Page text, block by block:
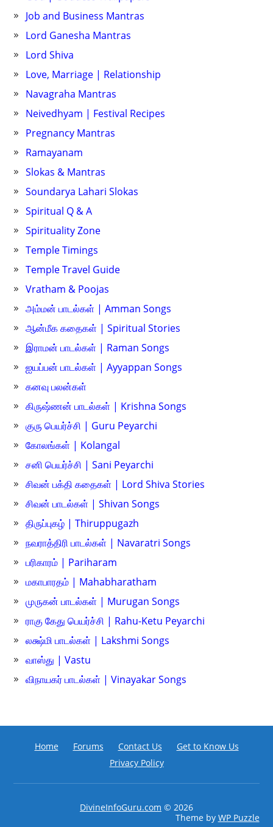
Job and Business Mantras
Lord Ganesha Mantras
Lord Shiva
Love, Marriage | Relationship
Navagraha Mantras
Neivedhyam | Festival Recipes
Pregnancy Mantras
Ramayanam
Slokas & Mantras
Soundarya Lahari Slokas
Spiritual Q & A
Spirituality Zone
Temple Timings
Temple Travel Guide
Vratham & Poojas
அம்மன் பாடல்கள் | Amman Songs
ஆன்மீக கதைகள் | Spiritual Stories
இராமன் பாடல்கள் | Raman Songs
ஐயப்பன் பாடல்கள் | Ayyappan Songs
கனவு பலன்கள்
கிருஷ்ணன் பாடல்கள் | Krishna Songs
குரு பெயர்ச்சி | Guru Peyarchi
கோலங்கள் | Kolangal
சனி பெயர்ச்சி | Sani Peyarchi
சிவன் பக்தி கதைகள் | Lord Shiva Stories
சிவன் பாடல்கள் | Shivan Songs
திருப்புகழ் | Thiruppugazh
நவராத்திரி பாடல்கள் | Navaratri Songs
பரிகாரம் | Pariharam
மகாபாரதம் | Mahabharatham
முருகன் பாடல்கள் | Murugan Songs
ராகு கேது பெயர்ச்சி | Rahu-Ketu Peyarchi
லக்ஷ்மி பாடல்கள் | Lakshmi Songs
வாஸ்து | Vastu
விநாயகர் பாடல்கள் | Vinayakar Songs
Home Forums Contact Us
Get to Know Us
Privacy Policy
DivineInfoGuru.com © 2026
Theme by WP Puzzle